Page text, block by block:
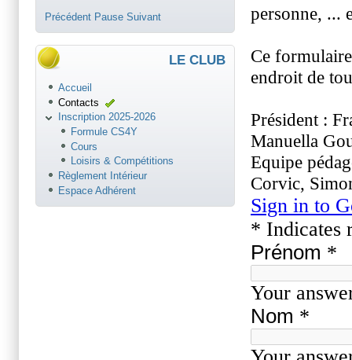
Précédent Pause Suivant
LE CLUB
Accueil
Contacts
Inscription 2025-2026
Formule CS4Y
Cours
Loisirs & Compétitions
Règlement Intérieur
Espace Adhérent